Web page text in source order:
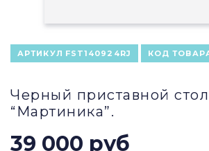
АРТИКУЛ FST140924RJ КОД
Черный приставной
“Мартиника”.
39 000 руб